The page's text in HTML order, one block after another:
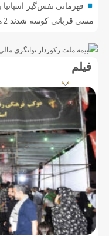
قهرمانی نفس‌گیر اسپانیا
مسی قربانی کوسه شدند 2 هفته
فیلم